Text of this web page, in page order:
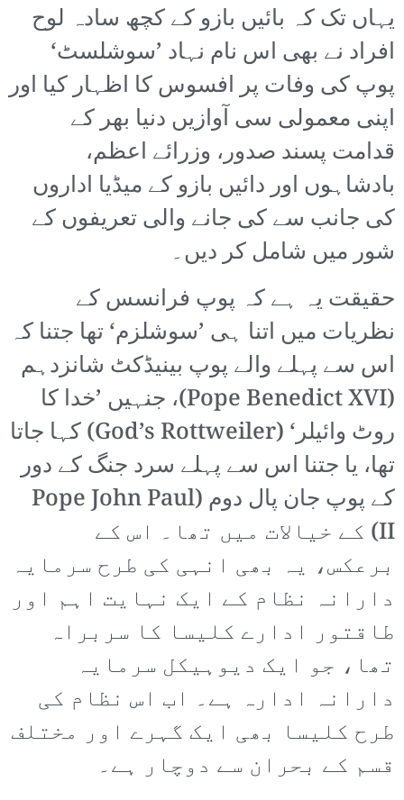
یہاں تک کہ بائیں بازو کے کچھ سادہ لوح
افراد نے بھی اس نام نہاد ’سوشلسٹ‘
پوپ کی وفات پر افسوس کا اظہار کیا اور
اپنی معمولی سی آوازیں دنیا بھر کے
قدامت پسند صدور، وزرائے اعظم،
بادشاہوں اور دائیں بازو کے میڈیا اداروں
کی جانب سے کی جانے والی تعریفوں کے
شور میں شامل کر دیں۔
حقیقت یہ ہے کہ پوپ فرانسس کے
نظریات میں اتنا ہی ’سوشلزم‘ تھا جتنا کہ
اس سے پہلے والے پوپ بینیڈکٹ شانزدہم
(Pope Benedict XVI)، جنہیں ’خدا کا
روٹ وائیلر‘ (God’s Rottweiler) کہا جاتا
تھا، یا جتنا اس سے پہلے سرد جنگ کے دور
کے پوپ جان پال دوم (Pope John Paul
II) کے خیالات میں تھا۔ اس کے
برعکس، یہ بھی انہی کی طرح سرمایہ
دارانہ نظام کے ایک نہایت اہم اور
طاقتور ادارے کلیسا کا سربراہ
تھا، جو ایک دیوہیکل سرمایہ
دارانہ ادارہ ہے۔ اب اس نظام کی
طرح کلیسا بھی ایک گہرے اور مختلف
قسم کے بحران سے دوچار ہے۔